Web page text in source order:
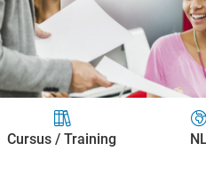
Cursus / Training